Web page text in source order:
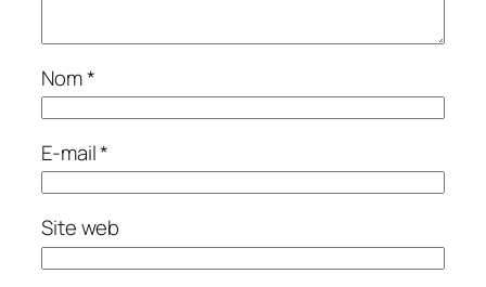
Nom*
E-mail*
Site web